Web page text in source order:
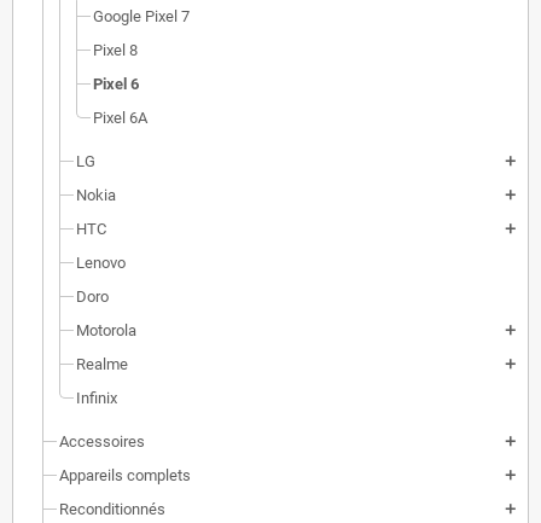
Google Pixel 7
Pixel 8
Pixel 6
Pixel 6A
LG add
Nokia add
HTC add
Lenovo
Doro
Motorola
add
Realme add
Infinix
Accessoires add
Appareils complets add
Reconditionnés add